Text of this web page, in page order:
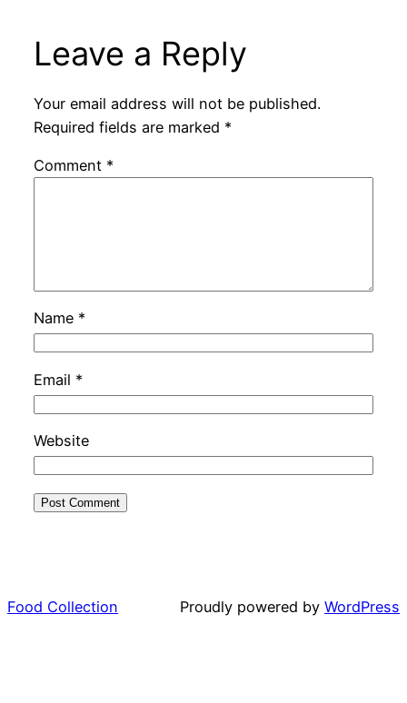
Leave a Reply
Your email address will not be published.
Required fields are marked *
Comment *
Name *
Email *
Website
Food Collection Proudly powered by WordPress